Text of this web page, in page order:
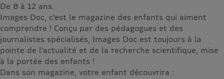
De 8 à 12 ans.
Images Doc, c'est le magazine des enfants qui aiment
comprendre ! Conçu par des pédagogues et des
journalistes spécialisés, Images Doc est toujours à la
pointe de l'actualité et de la recherche scientifique, mise
à la portée des enfants !
Dans son magazine, votre enfant découvrira :